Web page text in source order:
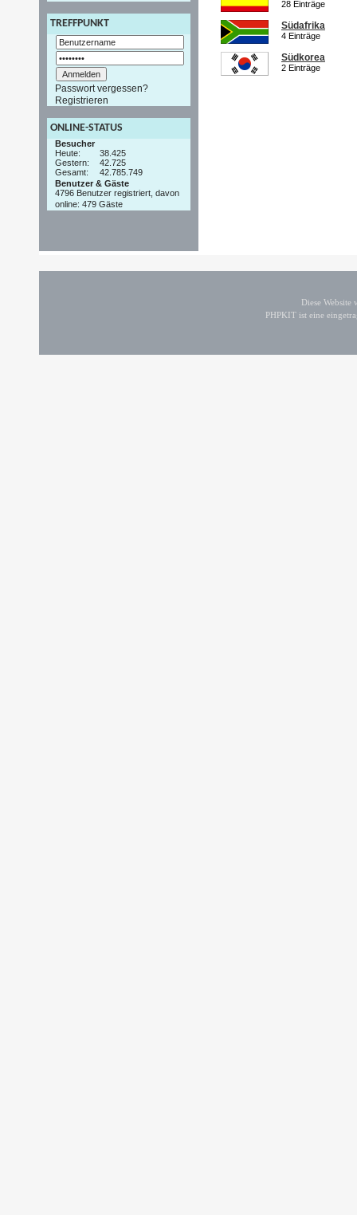
TREFFPUNKT
Passwort vergessen?
Registrieren
ONLINE-STATUS
Besucher
Heute:
38.425
Gestern:
42.725
Gesamt:
42.785.749
Benutzer & Gäste
4796 Benutzer registriert, davon
online: 479 Gäste
28 Einträge
Südafrika
4 Einträge
Südkorea
2 Einträge
Diese
PHPKIT ist eine